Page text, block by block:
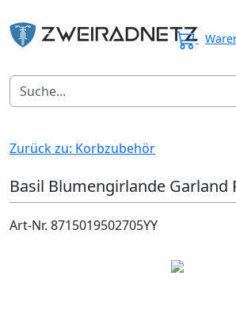
Zurück zu: Korbzubehör
Basil Blumengirlande Garland
Art-Nr. 8715019502705YY